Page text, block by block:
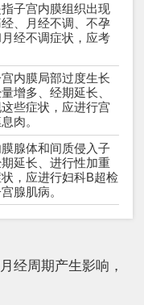
子宫内膜组织出现
、月经不调、不孕
经不调症状，应考
内膜局部过度生长
增多、经期延长、
些症状，应进行宫
肉。
腺体和间质侵入子
延长、进行性加重
，应进行妇科B超检
腺肌病。
经周期产生影响，